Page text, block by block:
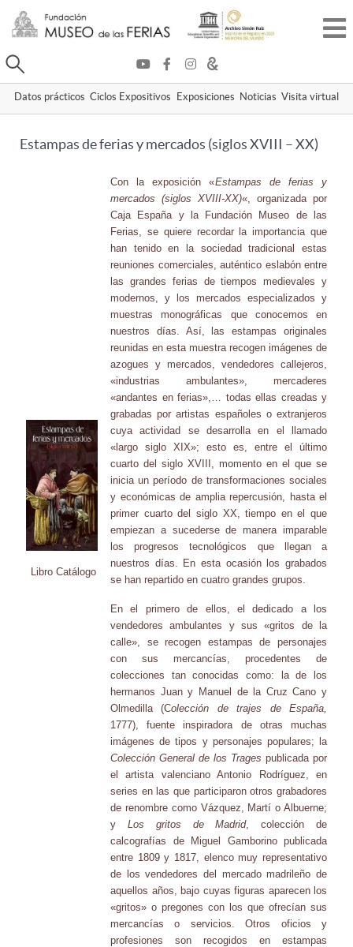
Buscar
Datos prácticos Ciclos Expositivos Exposiciones Noticias Visita virtual
Estampas de ferias y mercados (siglos XVIII – XX)
Libro Catálogo
Con la exposición «Estampas de ferias y
mercados (siglos XVIII-XX)«, organizada por
Caja España y la Fundación Museo de las
Ferias, se quiere recordar la importancia que
han tenido en la sociedad tradicional estas
reuniones comerciales, auténtico eslabón entre
las grandes ferias de tiempos medievales y
modernos, y los mercados especializados y
muestras monográficas que conocemos en
nuestros días. Así, las estampas originales
reunidas en esta muestra recogen imágenes de
azogues y mercados, vendedores callejeros,
«industrias ambulantes», mercaderes
«andantes en ferias»,… todas ellas creadas y
grabadas por artistas españoles o extranjeros
cuya actividad se desarrolla en el llamado
«largo siglo XIX»; esto es, entre el último
cuarto del siglo XVIII, momento en el que se
inicia un período de transformaciones sociales
y económicas de amplia repercusión, hasta el
primer cuarto del siglo XX, tiempo en el que
empiezan a sucederse de manera imparable
los progresos tecnológicos que llegan a
nuestros días. En esta ocasión los grabados
se han repartido en cuatro grandes grupos.
En el primero de ellos, el dedicado a los
vendedores ambulantes y sus «gritos de la
calle», se recogen estampas de personajes
con sus mercancías, procedentes de
colecciones tan conocidas como: la de los
hermanos Juan y Manuel de laCruz Cano y
Olmedilla (Colección de trajes de España,
1777), fuente inspiradora de otras muchas
imágenes de tipos y personajes populares; la
Colección General de los Trages publicada por
el artista valenciano Antonio Rodríguez, en
series en las que participaron otros grabadores
de renombre como Vázquez, Martí o Albuerne;
y Los gritos de Madrid, colección de
calcografías de Miguel Gamborino publicada
entre 1809 y 1817, elenco muy representativo
de los vendedores del mercado madrileño de
aquellos años, bajo cuyas figuras aparecen los
«gritos» o pregones con los que ofrecían sus
mercancías o servicios. Otros oficios y
profesiones son recogidos en estampas